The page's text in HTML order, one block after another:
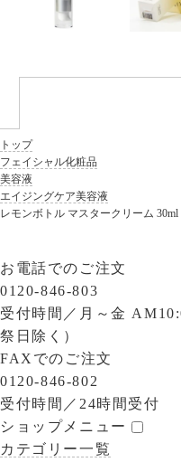
トップ
フェイシャル化粧品
美容液
エイジングケア美容液
レモンボトル マスタークリーム 30ml
お電話でのご注文
0120-846-803
受付時間／ 月～金
祭日除く）
FAXでのご注文
0120-846-802
受付時間／ 24時間受付
ショップメニュー
カテゴリー一覧